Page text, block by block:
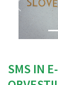
SMS IN